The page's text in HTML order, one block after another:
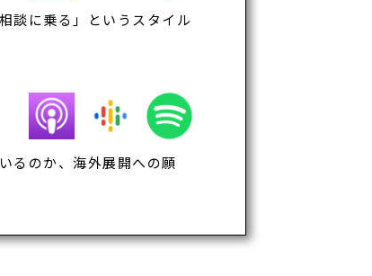
談に乗る」というスタイル
るのか、海外展開への願